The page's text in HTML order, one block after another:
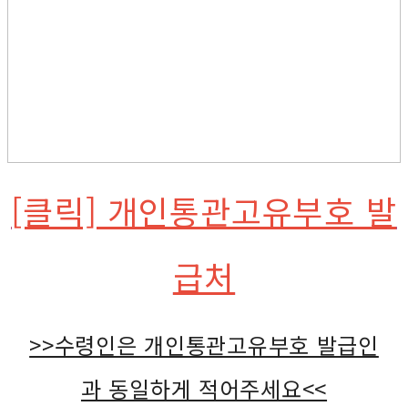
[클릭] 개인통관고유부호 발
급처
>>수령인은 개인통관고유부호 발급인
과 동일하게 적어주세요<<